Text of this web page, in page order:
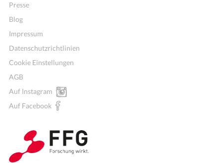
Presse
Blog
Impressum
Datenschutzrichtlinien
Cookie Einstellungen
AGB
Auf Instagram
Auf Facebook